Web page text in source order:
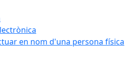
en nom d'una persona física